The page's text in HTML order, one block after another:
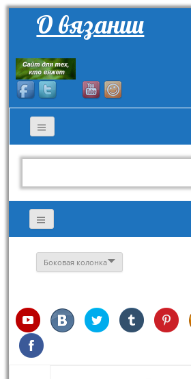
О вязании
Боковая колонка